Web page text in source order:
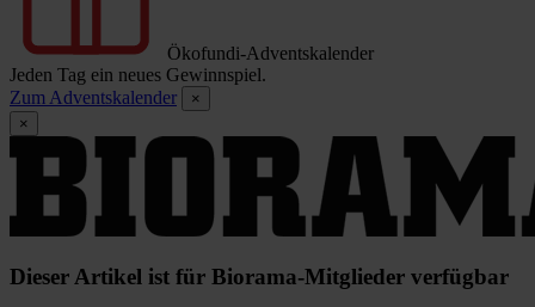
Ökofundi-Adventskalender
Jeden Tag ein neues Gewinnspiel.
Zum Adventskalender
×
×
Dieser Artikel ist für Biorama-Mitglieder verfügbar